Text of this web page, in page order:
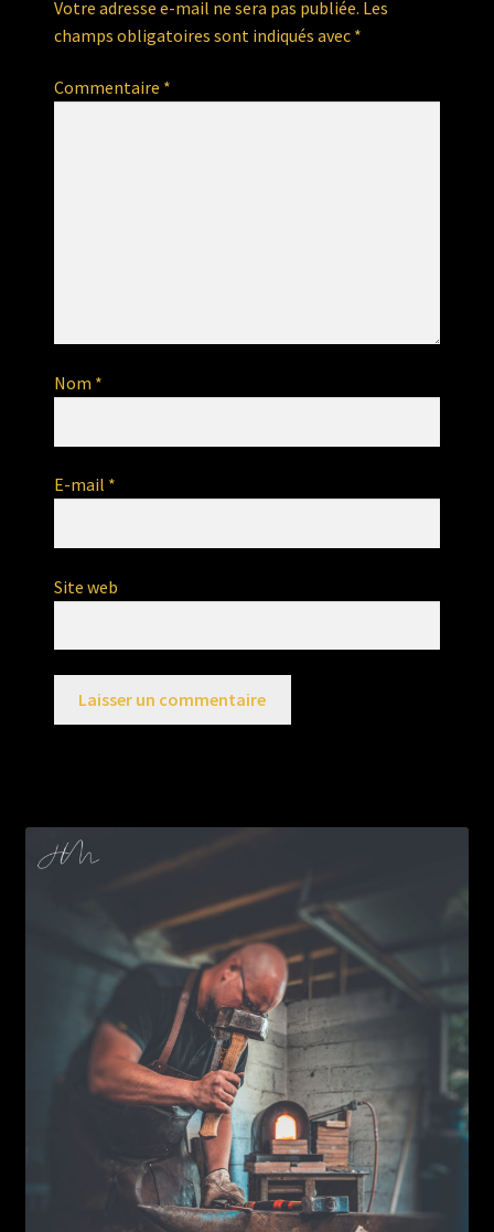
Votre adresse e-mail ne sera pas publiée. Les
champs obligatoires sont indiqués avec *
Commentaire *
Nom *
E-mail *
Site web